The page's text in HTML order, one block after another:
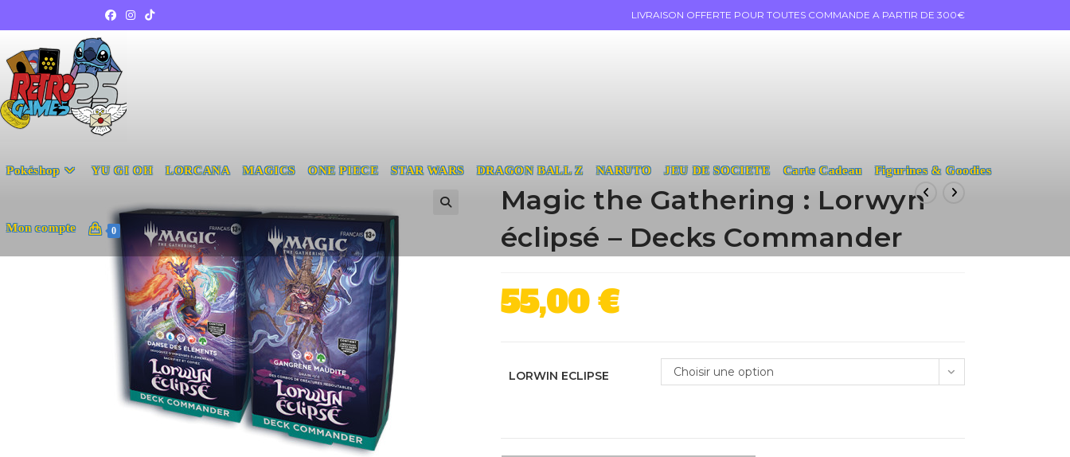
LIVRAISON OFFERTE POUR TOUTES COMMANDE A PARTIR DE 300€
Pokéshop YU GI OH LORCANA MAGICS ONE PIECE STAR WARS DRAGON BALL Z NARUTO JEU DE SOCIETE Carte Cadeau Figurines & Goodies
Mon compte 0
Magic the Gathering : Lorwyn
éclipsé – Decks Commander
55,00 €
LORWIN ECLIPSE Choisir une option